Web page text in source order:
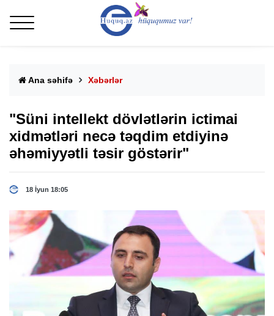
Ana səhifə Xəbərlər
"Süni intellekt dövlətlərin ictimai
xidmətləri necə təqdim etdiyinə
əhəmiyyətli təsir göstərir"
18 İyun 18:05